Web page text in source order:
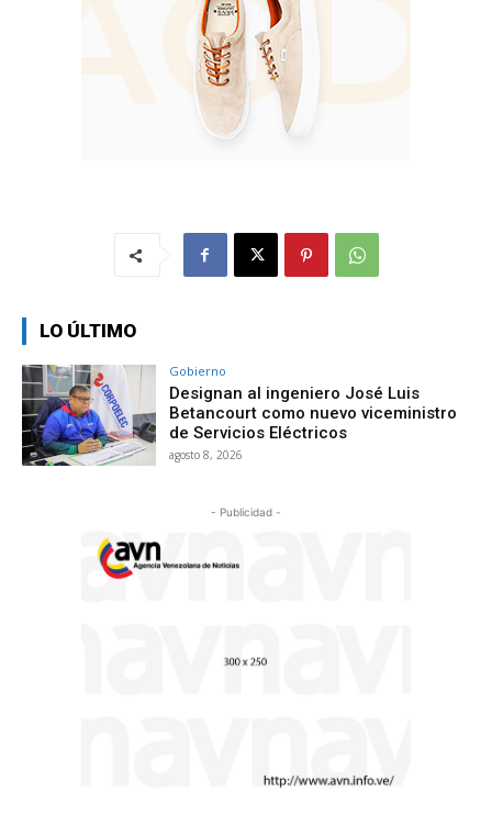
LO ÚLTIMO
Gobierno
Designan al ingeniero José Luis
Betancourt como nuevo viceministro
de Servicios Eléctricos
agosto 8, 2026
- Publicidad -